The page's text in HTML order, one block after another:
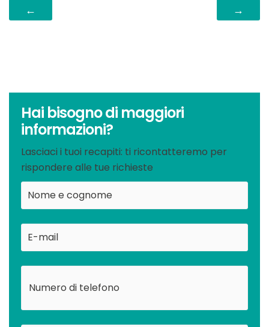
← →
Hai bisogno di maggiori
informazioni?
Lasciaci i tuoi recapiti: ti ricontatteremo per
rispondere alle tue richieste